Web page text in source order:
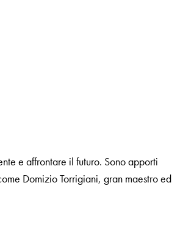
e affrontare il futuro. Sono apporti
Domizio Torrigiani, gran maestro ed